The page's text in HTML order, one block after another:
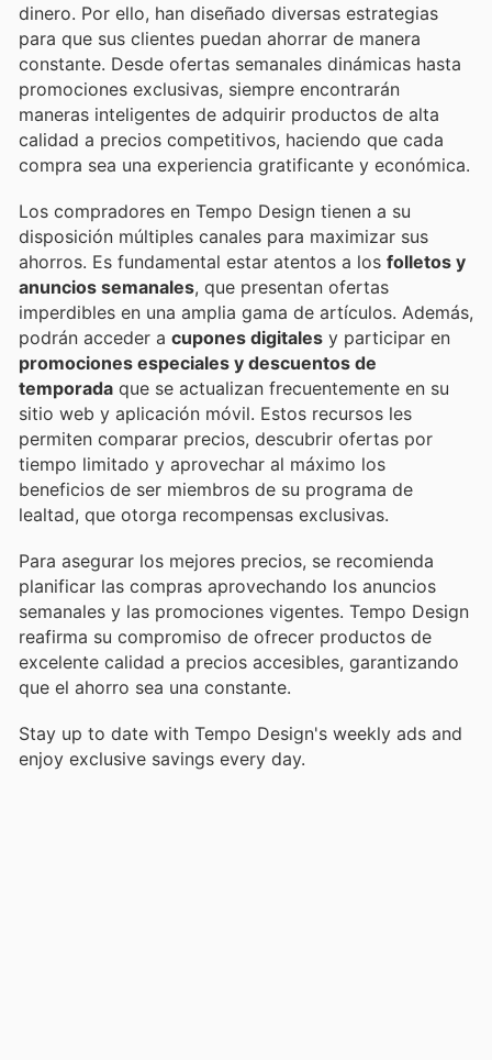
dinero. Por ello, han diseñado diversas estrategias
para que sus clientes puedan ahorrar de manera
constante. Desde ofertas semanales dinámicas hasta
promociones exclusivas, siempre encontrarán
maneras inteligentes de adquirir productos de alta
calidad a precios competitivos, haciendo que cada
compra sea una experiencia gratificante y económica.
Los compradores en Tempo Design tienen a su
disposición múltiples canales para maximizar sus
ahorros. Es fundamental estar atentos a los folletos y
anuncios semanales, que presentan ofertas
imperdibles en una amplia gama de artículos. Además,
podrán acceder a cupones digitales y participar en
promociones especiales y descuentos de
temporada que se actualizan frecuentemente en su
sitio web y aplicación móvil. Estos recursos les
permiten comparar precios, descubrir ofertas por
tiempo limitado y aprovechar al máximo los
beneficios de ser miembros de su programa de
lealtad, que otorga recompensas exclusivas.
Para asegurar los mejores precios, se recomienda
planificar las compras aprovechando los anuncios
semanales y las promociones vigentes. Tempo Design
reafirma su compromiso de ofrecer productos de
excelente calidad a precios accesibles, garantizando
que el ahorro sea una constante.
Stay up to date with Tempo Design's weekly ads and
enjoy exclusive savings every day.